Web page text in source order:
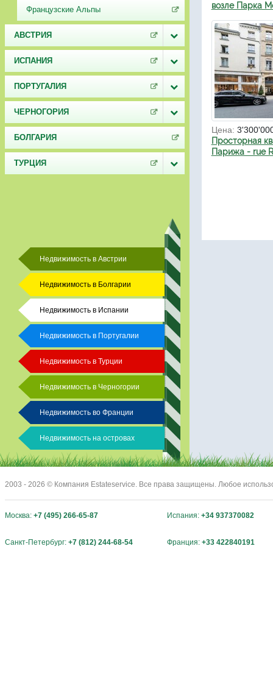
Французские Альпы
АВСТРИЯ
ИСПАНИЯ
ПОРТУГАЛИЯ
ЧЕРНОГОРИЯ
БОЛГАРИЯ
ТУРЦИЯ
возле Парка
Цена:
Просторная
Парижа - rue
Недвижимость в Австрии
Недвижимость в Болгарии
Недвижимость в Испании
Недвижимость в Португалии
Недвижимость в Турции
Недвижимость в Черногории
Недвижимость во Франции
Недвижимость на островах
2003 - 2026 © Компания Estateservice. Все права защищены. Любое
Москва: +7 (495) 266-65-87 Испания: +34 937370082
Санкт-Петербург: +7 (812) 244-68-54 Франция: +33 422840191